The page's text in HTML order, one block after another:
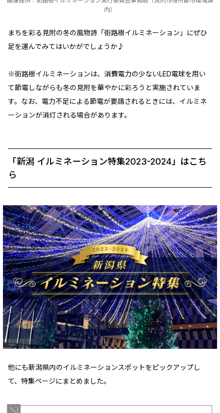
内）
まちを彩る見附の冬の風物詩「街路樹イルミネーション」にぜひ
足を運んでみてはいかがでしょうか♪
※街路樹イルミネーションは、消費電力の少ないLED電球を用い
て節電しながらも冬の見附を華やかに彩ろうと実施されていま
す。なお、電力不足による節電が要請されるときには、イルミネ
ーションが消灯される場合があります。
「新潟 イルミネーション特集2023-2024」はこち
ら
他にも新潟県内のイルミネーションスポットをピックアップし
て、特集ページにまとめました。